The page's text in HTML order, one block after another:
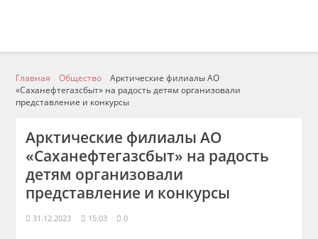
Главная Общество
Арктические филиалы АО
«Саханефтегазсбыт» на радость детям организовали
представление и конкурсы
Арктические филиалы АО
«Саханефтегазсбыт» на радость
детям организовали
представление и конкурсы
31.12.2023 15:03 0